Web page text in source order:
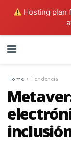
Hosting plan
Home Tendencia